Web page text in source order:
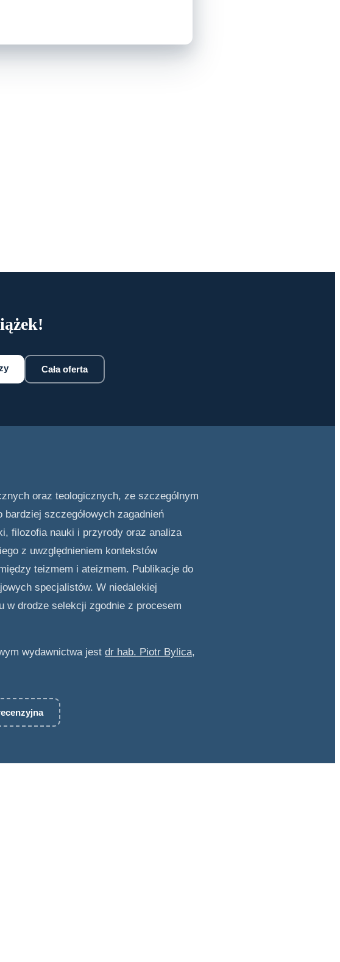
Cała oferta
oraz teologicznych, ze szczególnym
szczegółowych zagadnień
filozofia nauki i przyrody oraz analiza
z uwzględnieniem kontekstów
teizmem i ateizmem. Publikacje do
specjalistów. W niedalekiej
w drodze selekcji zgodnie z procesem
wydawnictwa jest dr hab. Piotr Bylica,